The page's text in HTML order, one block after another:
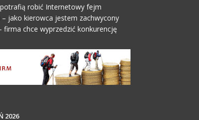
robić Internetowy fejm
jako kierowca jestem zachwycony
firma chce wyprzedzić konkurencję
2026